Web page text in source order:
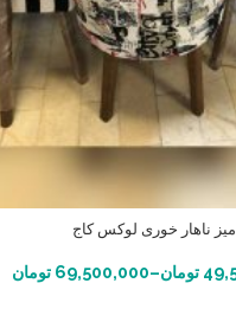
میز ناهار خوری لوکس کاج
تومان–
69,500,000 تومان انتخاب گزینه ها